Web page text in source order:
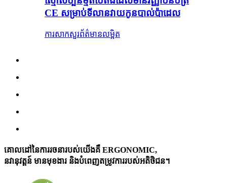
CE សម្រាប់ទីលានវាយកូនបាល់ប៉ាដេល
ការសាកសួរព័ត៌មានលម្អិត
គោលដៅនៃការរចនារបស់យើងគឺ ERGONOMIC,
នវានុវត្តន៍ មានមុខងារ និងបំពេញតម្រូវការរបស់អតិថិជន។